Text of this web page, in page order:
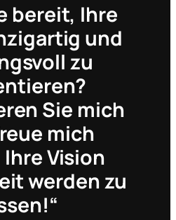
bereit, Ihre
und
zu
Sie mich
mich
Vision
werden zu